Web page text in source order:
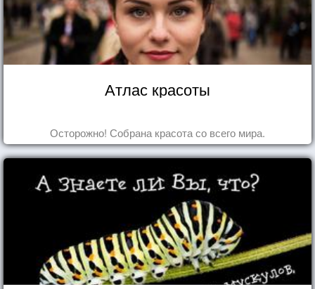
Атлас красоты
Осторожно! Собрана красота со всего мира.